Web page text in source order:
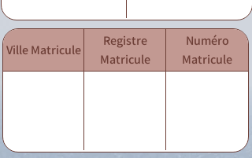
Ville Matricule
Registre
Matricule
Numéro
Matricule